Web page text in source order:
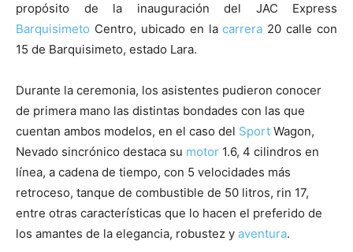
propósito de la inauguración del JAC Express
Barquisimeto Centro, ubicado en lacarrera 20 calle con
15 de Barquisimeto, estado Lara.
Durante la ceremonia, los asistentes pudieron conocer
de primera mano las distintas bondades con las que
cuentan ambos modelos, en el caso del Sport Wagon,
Nevado sincrónico destaca su motor 1.6, 4 cilindros en
línea, a cadena de tiempo, con 5 velocidades más
retroceso, tanque de combustible de 50 litros, rin 17,
entre otras características que lo hacen el preferido de
los amantes de la elegancia, robustez y aventura.